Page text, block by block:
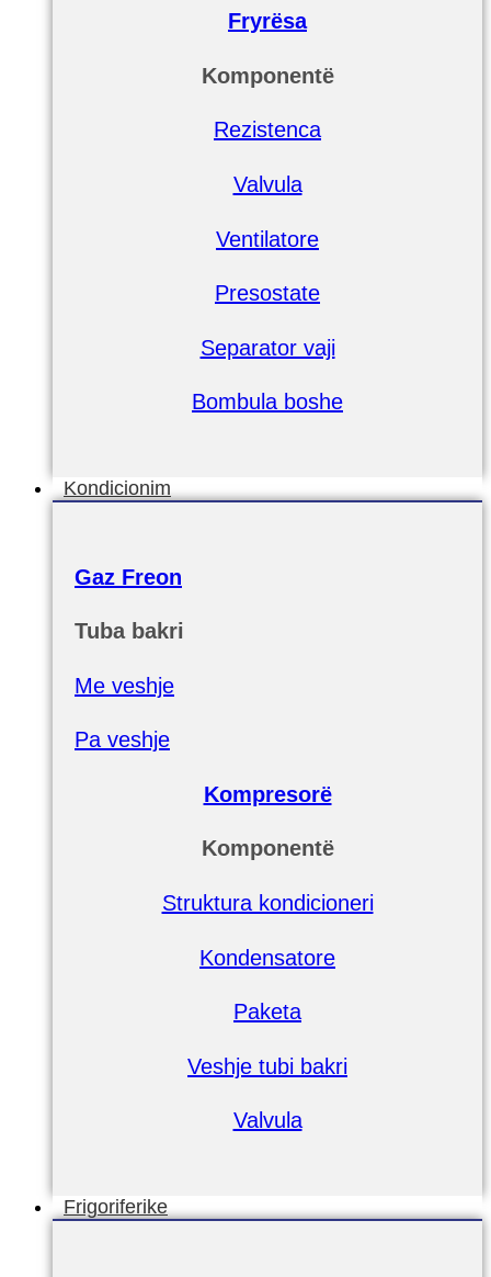
Fryrësa
Komponentë
Rezistenca
Valvula
Ventilatore
Presostate
Separator vaji
Bombula boshe
Kondicionim
Gaz Freon
Tuba bakri
Me veshje
Pa veshje
Kompresorë
Komponentë
Struktura kondicioneri
Kondensatore
Paketa
Veshje tubi bakri
Valvula
Frigoriferike